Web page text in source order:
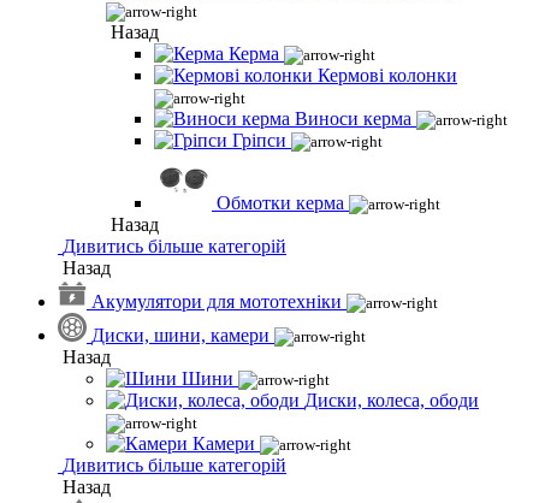
Назад
Керма
Кермові колонки
Виноси керма
Гріпси
Обмотки керма
Назад
Дивитись більше категорій
Назад
Акумулятори для мототехніки
Диски, шини, камери
Назад
Шини
Диски, колеса, ободи
Камери
Дивитись більше категорій
Назад